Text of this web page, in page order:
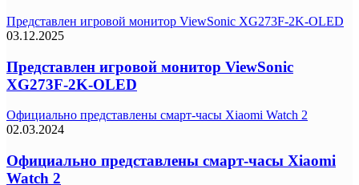
Представлен игровой монитор ViewSonic XG273F-2K-OLED
03.12.2025
Представлен игровой монитор ViewSonic
XG273F-2K-OLED
Официально представлены смарт-часы Xiaomi Watch 2
02.03.2024
Официально представлены смарт-часы Xiaomi
Watch 2